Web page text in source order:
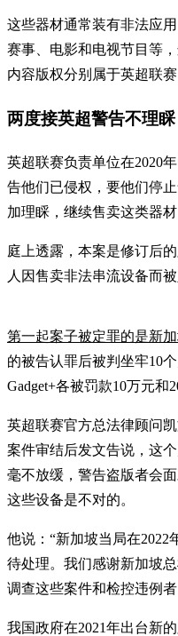
这些器材通常装有非法应
赛事、电影和电视节目等
内容版权分别属于英超联
两度接英超警告不理睬
英超联赛负责单位在2020
告他们已侵权，要他们停
加理睬，继续售卖这类器材
庭上透露，本案是修订后
人因售卖非法串流设备而被
第一起案子被定罪的是新
的被告认罪后被判坐牢10
Gadget+各被罚款10万元和
英超联赛官方总法律顾问
案件审结后发文告说，这
毫不放缓，警告盗版者会
这些设备是不对的。
他说：“新加坡当局在
待处理。我们感谢新加坡
调查这些案件和检控违例
我国政府在2021年出台新